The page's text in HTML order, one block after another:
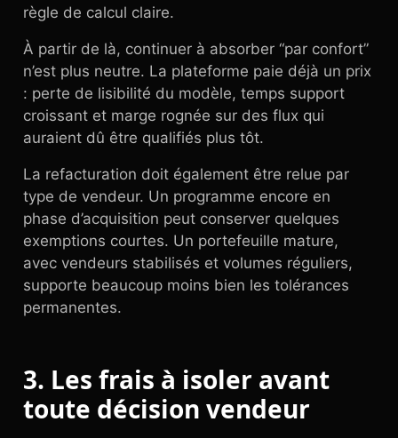
règle de calcul claire.
À partir de là, continuer à absorber “par confort”
n’est plus neutre. La plateforme paie déjà un prix
: perte de lisibilité du modèle, temps support
croissant et marge rognée sur des flux qui
auraient dû être qualifiés plus tôt.
La refacturation doit également être relue par
type de vendeur. Un programme encore en
phase d’acquisition peut conserver quelques
exemptions courtes. Un portefeuille mature,
avec vendeurs stabilisés et volumes réguliers,
supporte beaucoup moins bien les tolérances
permanentes.
3. Les frais à isoler avant
toute décision vendeur